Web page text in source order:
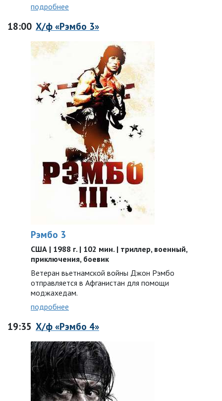
подробнее
18:00 Х/ф «Рэмбо 3»
Рэмбо 3
США | 1988 г. | 102 мин. | триллер, военный,
приключения, боевик
Ветеран вьетнамской войны Джон Рэмбо
отправляется в Афганистан для помощи
моджахедам.
подробнее
19:35 Х/ф «Рэмбо 4»